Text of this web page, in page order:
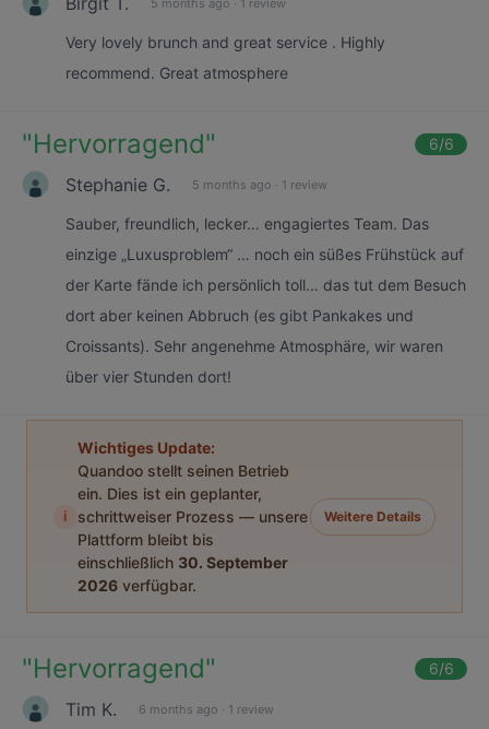
Very lovely brunch and great service . Highly
recommend. Great atmosphere
"Hervorragend" 6/6
Stephanie G. 5 months ago · 1 review
Sauber, freundlich, lecker… engagiertes Team. Das
einzige „Luxusproblem“ … noch ein süßes Frühstück auf
der Karte fände ich persönlich toll… das tut dem Besuch
dort aber keinen Abbruch (es gibt Pankakes und
Croissants). Sehr angenehme Atmosphäre, wir waren
über vier Stunden dort!
i
Wichtiges Update:
Quandoo stellt seinen Betrieb
ein. Dies ist ein geplanter,
schrittweiser Prozess — unsere
Plattform bleibt bis
einschließlich 30. September
2026 verfügbar.
Weitere Details
"Hervorragend" 6/6
Tim K. 6 months ago · 1 review